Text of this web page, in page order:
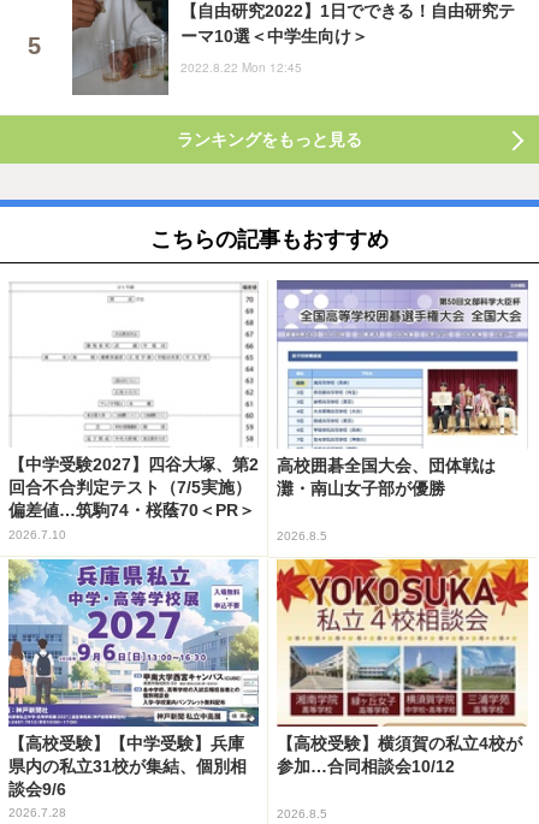
【自由研究2022】1日でできる！自由研究テ
ーマ10選＜中学生向け＞
2022.8.22 Mon 12:45
ランキングをもっと見る
こちらの記事もおすすめ
【中学受験2027】四谷大塚、第2
回合不合判定テスト（7/5実施）
偏差値…筑駒74・桜蔭70＜PR＞
2026.7.10
高校囲碁全国大会、団体戦は
灘・南山女子部が優勝
2026.8.5
【高校受験】【中学受験】兵庫
県内の私立31校が集結、個別相
談会9/6
2026.7.28
【高校受験】横須賀の私立4校が
参加…合同相談会10/12
2026.8.5